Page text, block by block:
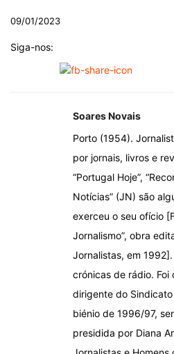
09/01/2023
Siga-nos:
Soares Novais
Porto (1954).
por jornais, livros e
“Portugal Hoje”,
Notícias” (JN) são
exerceu o seu ofício
Jornalismo”, obra
Jornalistas, em
crónicas de rádio. Foi
dirigente do
biénio de 1996/97,
presidida por Diana